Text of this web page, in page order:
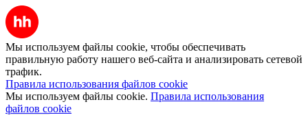
Мы используем файлы cookie, чтобы обеспечивать
правильную работу нашего веб-сайта и анализировать сетевой
трафик.
Правила использования файлов cookie
Мы используем файлы cookie. Правила использования
файлов cookie